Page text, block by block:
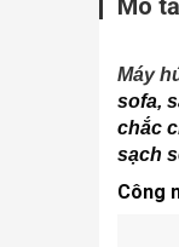
Mô tả
Máy
sofa,
chắc
sạch
Công